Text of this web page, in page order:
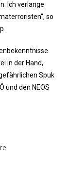
Ich verlange
so
in der Hand,
Spuk
und den NEOS